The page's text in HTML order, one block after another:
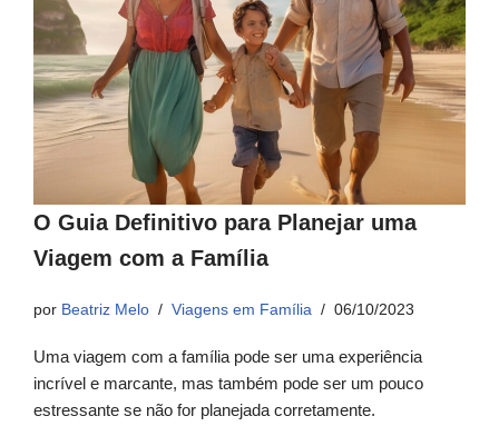
O Guia Definitivo para Planejar uma
Viagem com a Família
por Beatriz Melo Viagens em Família 06/10/2023
Uma viagem com a família pode ser uma experiência
incrível e marcante, mas também pode ser um pouco
estressante se não for planejada corretamente.